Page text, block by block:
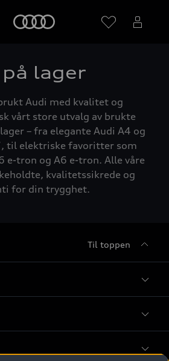
lager
Audi med kvalitet og
vårt store utvalg av brukte
– fra elegante Audi A4 og
til elektriske favoritter som
e-tron og A6 e-tron. Alle våre
kvalitetssikrede og
for din trygghet.
Til toppen